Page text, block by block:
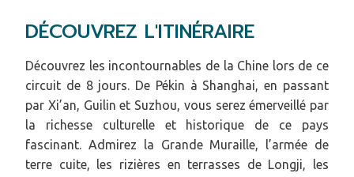
DÉCOUVREZ L'ITINÉRAIRE
Découvrez les incontournables de la Chine lors de ce
circuit de 8 jours. De Pékin à Shanghai, en passant
par Xi’an, Guilin et Suzhou, vous serez émerveillé par
la richesse culturelle et historique de ce pays
fascinant. Admirez la Grande Muraille, l’armée de
terre cuite, les rizières en terrasses de Longji, les